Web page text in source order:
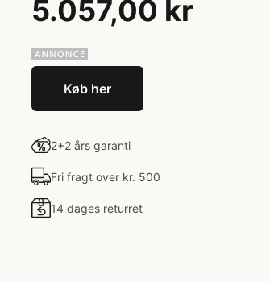
5.057,00 kr
Køb her
2+2 års garanti
Fri fragt over kr. 500
14 dages returret